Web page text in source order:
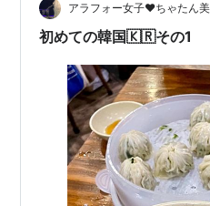
アラフォー女子❤️ちゃたん
初めての韓国🇰🇷その1